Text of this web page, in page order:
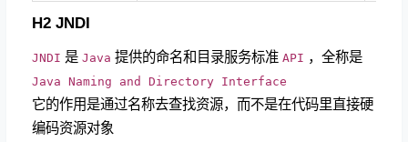
H2 JNDI
JNDI 是 Java 提供的命名和目录服务标准 API ，全称是
Java Naming and Directory Interface
它的作用是通过名称去查找资源，而不是在代码里直接硬
编码资源对象